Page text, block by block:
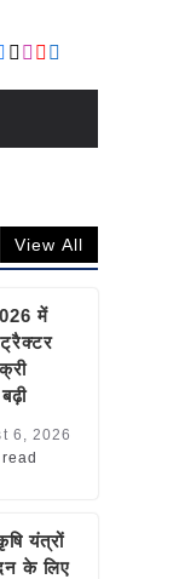
View All
में
6, 2026
यंत्रों
के लिए